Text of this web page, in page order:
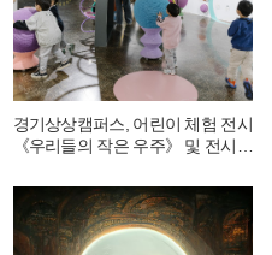
경기상상캠퍼스, 어린이 체험 전시
《우리들의 작은 우주》 및 전시